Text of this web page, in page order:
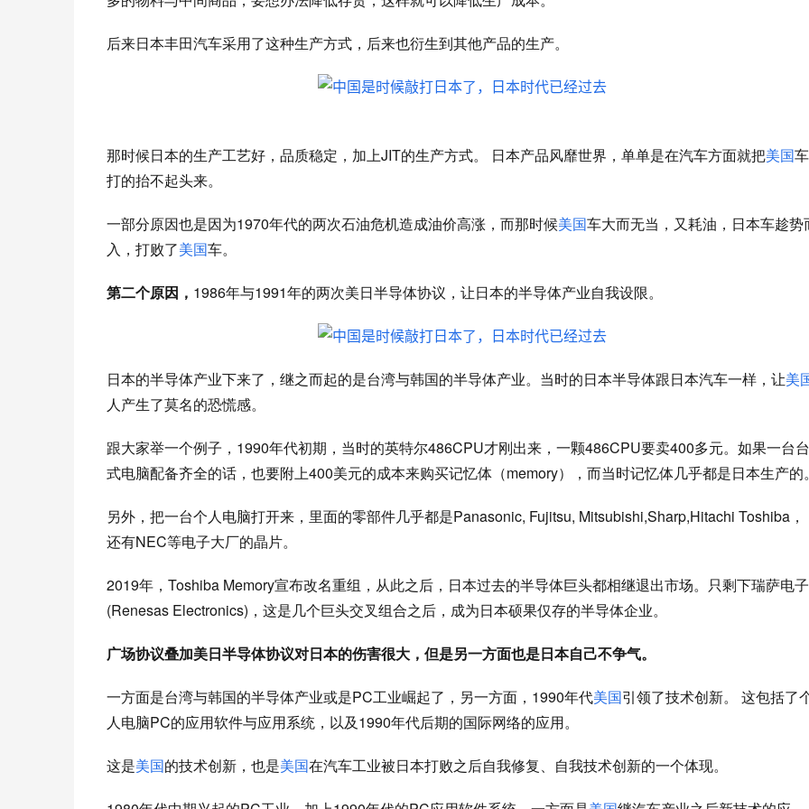
后来日本丰田汽车采用了这种生产方式，后来也衍生到其他产品的生产。
那时候日本的生产工艺好，品质稳定，加上JIT的生产方式。 日本产品风靡世界，单单是在汽车方面就把美国车
打的抬不起头来。
一部分原因也是因为1970年代的两次石油危机造成油价高涨，而那时候美国车大而无当，又耗油，日本车趁势
入，打败了美国车。
第二个原因， 1986年与1991年的两次美日半导体协议，让日本的半导体产业自我设限。
日本的半导体产业下来了，继之而起的是台湾与韩国的半导体产业。当时的日本半导体跟日本汽车一样，让美
人产生了莫名的恐慌感。
跟大家举一个例子， 1990年代初期，当时的英特尔486CPU才刚出来，一颗486CPU要卖400多元。如果一台台
式电脑配备齐全的话，也要附上400美元的成本来购买记忆体 （memory），而当时记忆体几乎都是日本生产的
另外，把一台个人电脑打开来，里面的零部件几乎都是Panasonic, Fujitsu, Mitsubishi,Sharp,Hitachi Toshiba，
还有NEC等电子大厂的晶片。
2019年，Toshiba Memory宣布改名重组，从此之后，日本过去的半导体巨头都相继退出市场。只剩下瑞萨电子
(Renesas Electronics)，这是几个巨头交叉组合之后，成为日本硕果仅存的半导体企业。
广场协议叠加美日半导体协议对日本的伤害很大，但是另一方面也是日本自己不争气。
一方面是台湾与韩国的半导体产业或是PC工业崛起了，另一方面，1990年代美国引领了技术创新。
这包括了
人电脑PC的应用软件与应用系统，以及1990年代后期的国际网络的应用。
这是美国的技术创新，也是美国在汽车工业被日本打败之后自我修复、自我技术创新的一个体现。